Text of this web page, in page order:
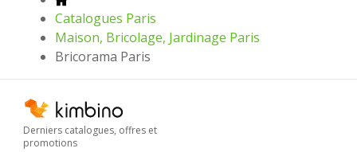
Catalogues Paris
Maison, Bricolage, Jardinage Paris
Bricorama Paris
Derniers catalogues, offres et
promotions